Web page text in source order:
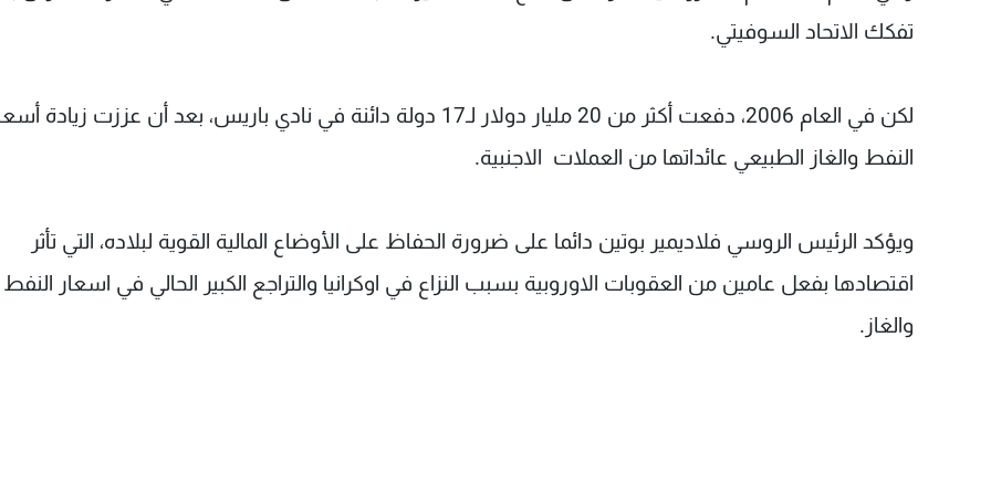
تفكك الاتحاد السوفيتي.
لكن في العام 2006، دفعت أكثر من 20 مليار دولار لـ17 دولة دائنة في نادي باريس، بعد أن عززت زيادة
النفط والغاز الطبيعي عائداتها من العملات الاجنبية.
ويؤكد الرئيس الروسي فلاديمير بوتين دائما على ضرورة الحفاظ على الأوضاع المالية القوية لبلاده، التي تأثر
اقتصادها بفعل عامين من العقوبات الاوروبية بسبب النزاع في اوكرانيا والتراجع الكبير الحالي في اسعار النفط
والغاز.